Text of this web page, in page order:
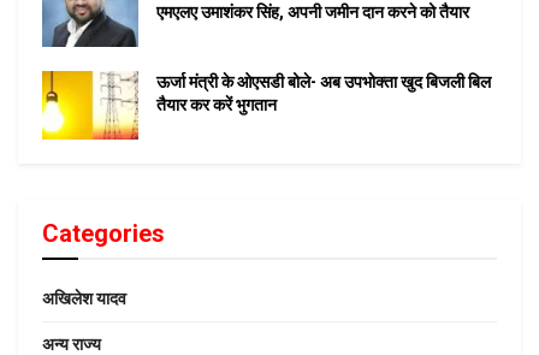
एमएलए उमाशंकर सिंह, अपनी जमीन दान करने को तैयार
ऊर्जा मंत्री के ओएसडी बोले- अब उपभोक्ता खुद बिजली बिल
तैयार कर करें भुगतान
Categories
अखिलेश यादव
अन्य राज्य